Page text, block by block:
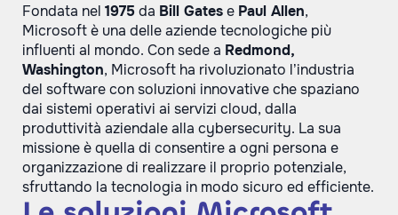
Fondata nel 1975da Bill Gatese Paul Allen,
Microsoft è una delle aziende tecnologiche più
influenti al mondo. Con sede a Redmond,
Washington, Microsoft ha rivoluzionato l’industria
del software con soluzioni innovative che spaziano
dai sistemi operativi ai servizi cloud, dalla
produttività aziendale alla cybersecurity. La sua
missione è quella di consentire a ogni persona e
organizzazione di realizzare il proprio potenziale,
sfruttando la tecnologia in modo sicuro ed efficiente.